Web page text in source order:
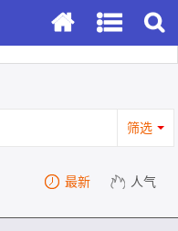
筛选
最新 人气